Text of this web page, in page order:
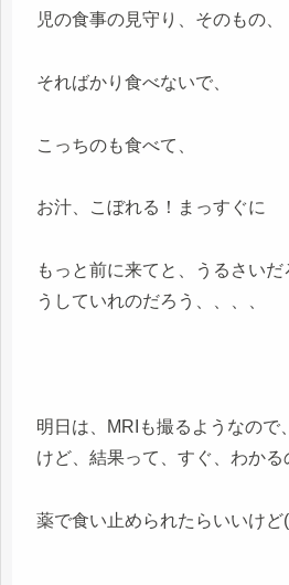
児の食事の見守り、そのもの、
そればかり食べないで、
こっちのも食べて、
お汁、こぼれる！まっすぐに
もっと前に来てと、うるさい
うしていれのだろう、、、、
明日は、MRIも撮るようなので
けど、結果って、すぐ、わかる
薬で食い止められたらいいけど